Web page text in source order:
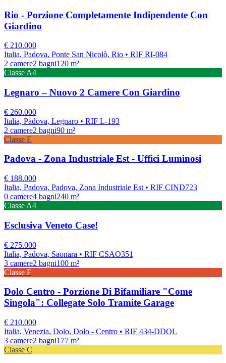
Rio - Porzione Completamente Indipendente Con
Giardino
€ 210.000
Italia, Padova, Ponte San Nicolò, Rio • RIF RI-084
2 camere2 bagni120 m²
Classe A4
Legnaro – Nuovo 2 Camere Con Giardino
€ 260.000
Italia, Padova, Legnaro • RIF L-193
2 camere2 bagni90 m²
Classe E
Padova - Zona Industriale Est - Uffici Luminosi
€ 188.000
Italia, Padova, Padova, Zona Industriale Est • RIF CIND723
0 camere4 bagni240 m²
Classe A4
Esclusiva Veneto Case!
€ 275.000
Italia, Padova, Saonara • RIF CSAO351
3 camere2 bagni100 m²
Classe F
Dolo Centro - Porzione Di Bifamiliare "Come
Singola": Collegate Solo Tramite Garage
€ 210.000
Italia, Venezia, Dolo, Dolo - Centro • RIF 434-DDOL
3 camere2 bagni177 m²
Classe C